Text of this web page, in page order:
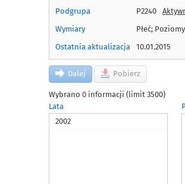
Podgrupa
P2240
Wymiary
Płeć;
Ostatnia aktualizacja
10.01.2015
Dalej Pobierz
Wybrano 0 informacji (limit 3500)
Lata
2002